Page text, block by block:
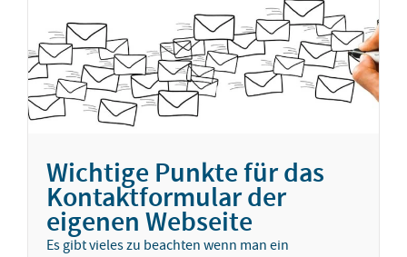
Wichtige Punkte für das
Kontaktformular der
eigenen Webseite
Es gibt vieles zu beachten wenn man ein